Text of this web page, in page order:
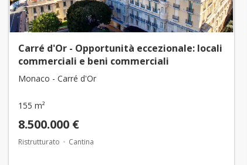
Carré d'Or - Opportunità eccezionale: locali
commerciali e beni commerciali
Monaco - Carré d'Or
155 m²
8.500.000 €
Ristrutturato Cantina